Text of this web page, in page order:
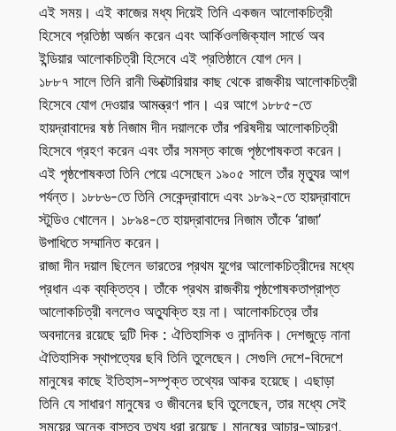
এই সময়। এই কাজের মধ্য দিয়েই তিনি একজন আলোকচিত্রী
হিসেবে প্রতিষ্ঠা অর্জন করেন এবং আর্কিওলজিক্যাল সার্ভে অব
ইন্ডিয়ার আলোকচিত্রী হিসেবে এই প্রতিষ্ঠানে যোগ দেন।
১৮৮৭ সালে তিনি রানী ভিক্টোরিয়ার কাছ থেকে রাজকীয় আলোকচিত্রী
হিসেবে যোগ দেওয়ার আমন্ত্রণ পান। এর আগে ১৮৮৫-তে
হায়দ্রাবাদের ষষ্ঠ নিজাম দীন দয়ালকে তাঁর পরিষদীয় আলোকচিত্রী
হিসেবে গ্রহণ করেন এবং তাঁর সমস্ত কাজে পৃষ্ঠপোষকতা করেন।
এই পৃষ্ঠপোষকতা তিনি পেয়ে এসেছেন ১৯০৫ সালে তাঁর মৃত্যুর আগ
পর্যন্ত। ১৮৮৬-তে তিনি সেকেন্দ্রাবাদে এবং ১৮৯২-তে হায়দ্রাবাদে
স্টুডিও খোলেন। ১৮৯৪-তে হায়দ্রাবাদের নিজাম তাঁকে ‘রাজা’
উপাধিতে সম্মানিত করেন।
রাজা দীন দয়াল ছিলেন ভারতের প্রথম যুগের আলোকচিত্রীদের মধ্যে
প্রধান এক ব্যক্তিত্ব। তাঁকে প্রথম রাজকীয় পৃষ্ঠপোষকতাপ্রাপ্ত
আলোকচিত্রী বললেও অত্যুক্তি হয় না। আলোকচিত্রে তাঁর
অবদানের রয়েছে দুটি দিক : ঐতিহাসিক ও নান্দনিক। দেশজুড়ে নানা
ঐতিহাসিক স্থাপত্যের ছবি তিনি তুলেছেন। সেগুলি দেশে-বিদেশে
মানুষের কাছে ইতিহাস-সম্পৃক্ত তথ্যের আকর হয়েছে। এছাড়া
তিনি যে সাধারণ মানুষের ও জীবনের ছবি তুলেছেন, তার মধ্যে সেই
সময়ের অনেক বাস্তব তথ্য ধরা রয়েছে। মানুষের আচার-আচরণ,